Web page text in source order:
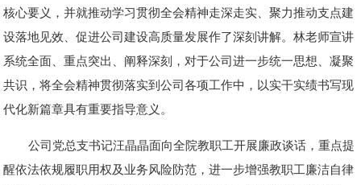
核心要义，并就推动学习贯彻全会精神走深走实、聚力推动支点建
设落地见效、促进公司建设高质量发展作了深刻讲解。林老师宣讲
系统全面、重点突出、阐释深刻，对于公司进一步统一思想、凝聚
共识，将全会精神贯彻落实到公司各项工作中，以实干实绩书写现
代化新篇章具有重要指导意义。
公司党总支书记汪晶晶面向全院教职工开展廉政谈话，重点提
醒依法依规履职用权及业务风险防范，进一步增强教职工廉洁自律